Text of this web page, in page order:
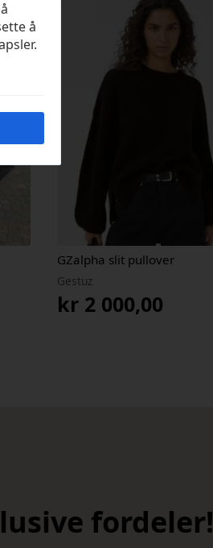
GZalpha slit pullover
Gestuz
kr 2 000,00
fordeler!
å